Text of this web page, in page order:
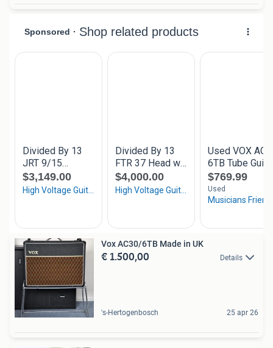
Vox AC30/6TB Made in UK
€ 1.500,00 Details
's-Hertogenbosch 25 apr 26